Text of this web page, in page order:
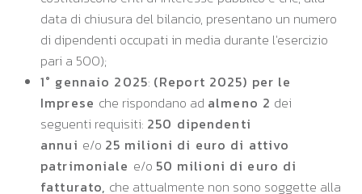
data di chiusura del bilancio, presentano un numero
di dipendenti occupati in media durante l'esercizio
pari a 500);
1° gennaio 2025: (Report 2025) per le
Imprese che rispondano ad almeno 2 dei
seguenti requisiti: 250 dipendenti
annui e/o 25 milioni di euro di attivo
patrimoniale e/o 50 milioni di euro di
fatturato, che attualmente non sono soggette alla